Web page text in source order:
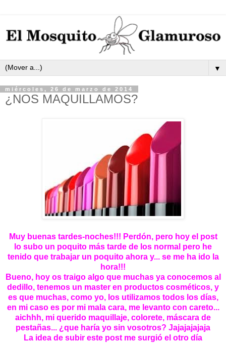
▼
miércoles, 26 de marzo de 2014
¿NOS MAQUILLAMOS?
Muy buenas tardes-noches!!! Perdón, pero hoy el post
lo subo un poquito más tarde de los normal pero he
tenido que trabajar un poquito ahora y... se me ha ido la
hora!!!
Bueno, hoy os traigo algo que muchas ya conocemos al
dedillo, tenemos un master en productos cosméticos, y
es que muchas, como yo, los utilizamos todos los días,
en mi caso es por mi mala cara, me levanto con careto...
aichhh, mi querido maquillaje, colorete, máscara de
pestañas... ¿que haría yo sin vosotros? Jajajajajaja
La idea de subir este post me surgió el otro día